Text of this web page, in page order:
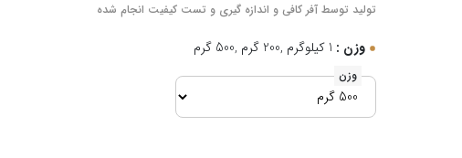
تولید توسط آفر کافی و اندازه گیری و تست کیفیت انجام شده
وزن : 1 کیلوگرم ,200 گرم ,500 گرم
وزن